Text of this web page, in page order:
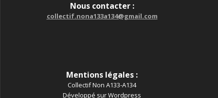
Nous contacter :
collectif.nona133a134@gmail.com
Mentions légales :
Collectif Non A133-A134
Développé sur Wordpress